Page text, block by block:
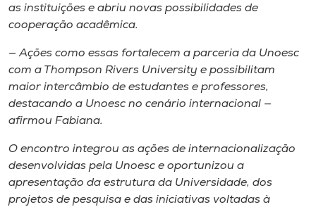
as instituições e abriu novas possibilidades de
cooperação acadêmica.
— Ações como essas fortalecem a parceria da Unoesc
com a Thompson Rivers University e possibilitam
maior intercâmbio de estudantes e professores,
destacando a Unoesc no cenário internacional —
afirmou Fabiana.
O encontro integrou as ações de internacionalização
desenvolvidas pela Unoesc e oportunizou a
apresentação da estrutura da Universidade, dos
projetos de pesquisa e das iniciativas voltadas à